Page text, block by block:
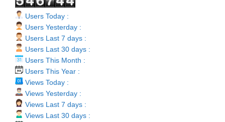
Users Today :
Users Yesterday :
Users Last 7 days :
Users Last 30 days :
Users This Month :
Users This Year :
Views Today :
Views Yesterday :
Views Last 7 days :
Views Last 30 days :